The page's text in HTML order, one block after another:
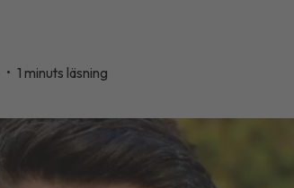
• 1 minuts läsning